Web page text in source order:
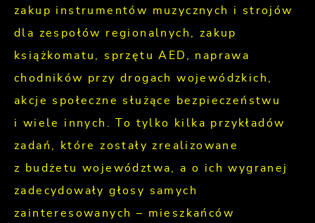
zakup instrumentów muzycznych i strojów
dla zespołów regionalnych, zakup
książkomatu, sprzętu AED, naprawa
chodników przy drogach wojewódzkich,
akcje społeczne służące bezpieczeństwu
i wiele innych. To tylko kilka przykładów
zadań, które zostały zrealizowane
z budżetu województwa, a o ich wygranej
zadecydowały głosy samych
zainteresowanych – mieszkańców